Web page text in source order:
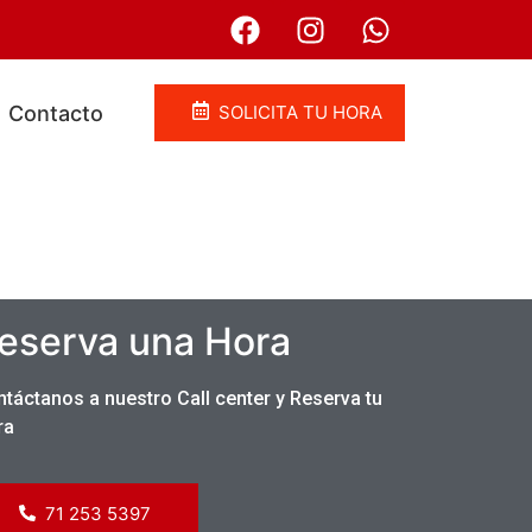
Contacto SOLICITA TU HORA
temprano. Sabemos que una
en las etapas iniciales mejora
una Hora
a nuestro Call center y Reserva tu
71 253 5397